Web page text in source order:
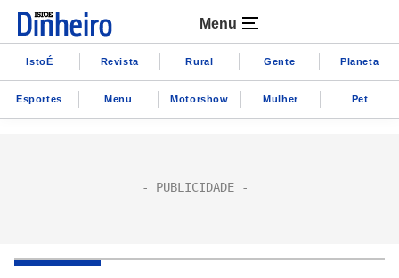
Menu
IstoÉ Revista Rural Gente Planeta
Esportes Menu Motorshow Mulher Pet